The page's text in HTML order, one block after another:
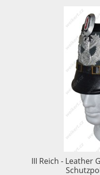
III Reich - Leather